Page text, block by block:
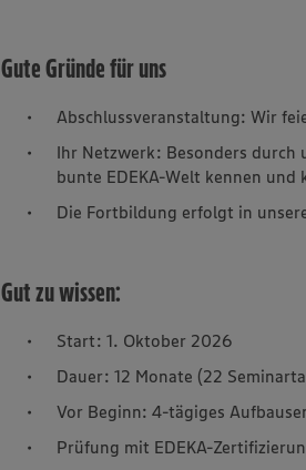
Gute Gründe für uns
Abschlussveranstaltung: Wir
Ihr Netzwerk: Besonders durch
bunte EDEKA-Welt kennen
Die Fortbildung erfolgt in
Gut zu wissen:
Start: 1. Oktober 2026
Dauer: 12 Monate (22
Vor Beginn: 4-tägiges
Prüfung mit EDEKA-